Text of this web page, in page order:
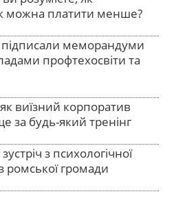
можна платити менше?
підписали меморандуми
профтехосвіти та
виїзний корпоратив
за будь-який тренінг
з психологічної
ромської громади